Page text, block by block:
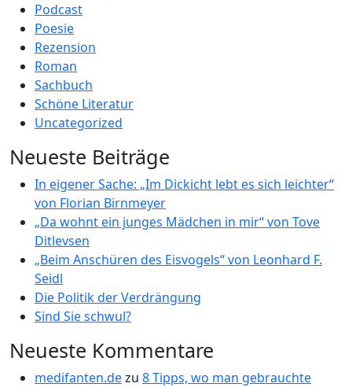
Podcast
Poesie
Rezension
Roman
Sachbuch
Schöne Literatur
Uncategorized
Neueste Beiträge
In eigener Sache: „Im Dickicht lebt es sich leichter“
von Florian Birnmeyer
„Da wohnt ein junges Mädchen in mir“ von Tove
Ditlevsen
„Beim Anschüren des Eisvogels“ von Leonhard F.
Seidl
Die Politik der Verdrängung
Sind Sie schwul?
Neueste Kommentare
medifanten.dezu 8 Tipps, wo man gebrauchte